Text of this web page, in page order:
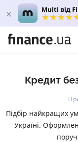
Multi від
Кредит
Підбір найкращих
Україні.